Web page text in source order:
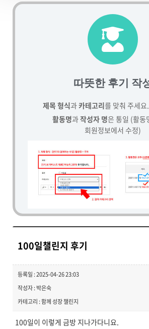
따뜻한 후기 작
제목 형식과카테고리를 맞춰 주세
활동명과작성자 명은 통일 (활동
회원정보에서 수정)
100일챌린지 후기
등록일 : 2025-04-26 23:03
작성자 : 박은숙
카테고리 : 함께 성장 챌린지
100일이 이렇게 금방 지나가다니요.